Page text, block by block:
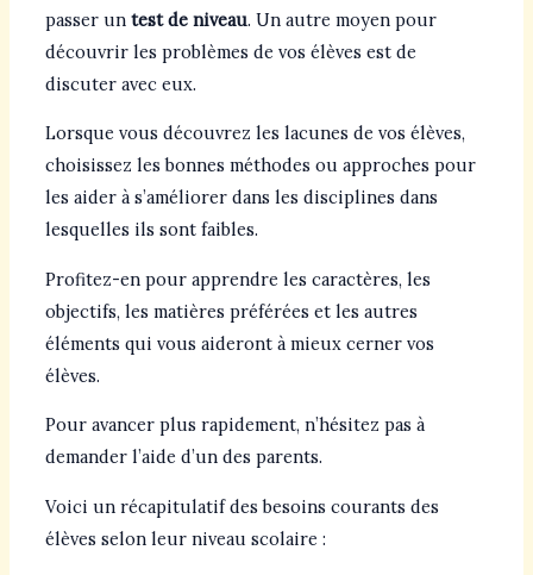
passer un test de niveau. Un autre moyen pour
découvrir les problèmes de vos élèves est de
discuter avec eux.
Lorsque vous découvrez les lacunes de vos élèves,
choisissez les bonnes méthodes ou approches pour
les aider à s’améliorer dans les disciplines dans
lesquelles ils sont faibles.
Profitez-en pour apprendre les caractères, les
objectifs, les matières préférées et les autres
éléments qui vous aideront à mieux cerner vos
élèves.
Pour avancer plus rapidement, n’hésitez pas à
demander l’aide d’un des parents.
Voici un récapitulatif des besoins courants des
élèves selon leur niveau scolaire :